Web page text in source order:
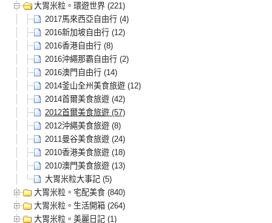
大胃米粒。環遊世界 (221)
2017馬來西亞自由行 (4)
2016新加坡自由行 (12)
2016香港自由行 (8)
2016沖繩那霸自由行 (2)
2016澳門自由行 (14)
2014釜山全州美食旅遊 (12)
2014首爾美食旅遊 (42)
2012首爾美食旅遊 (57)
2012沖繩美食旅遊 (8)
2011曼谷美食旅遊 (24)
2010香港美食旅遊 (18)
2010澳門美食旅遊 (13)
大胃米粒大事記 (5)
大胃米粒。宅配美食 (840)
大胃米粒。生活開箱 (264)
大胃米粒。美麗日記 (1)